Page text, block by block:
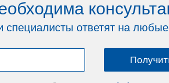
специалисты ответят на